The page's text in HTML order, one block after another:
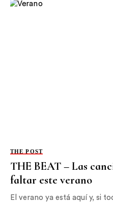
THE POST
THE BEAT – Las
faltar este verano
El verano ya está aquí y, si